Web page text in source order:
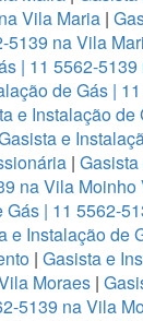
Vila Maria|
5139 na Vila
| 11 5562-
de Gás |
e Instalação de
e
|
na Vila Moinho
Gás | 11 5562-
e Instalação de
| Gasista e
Moraes |
5139 na Vila